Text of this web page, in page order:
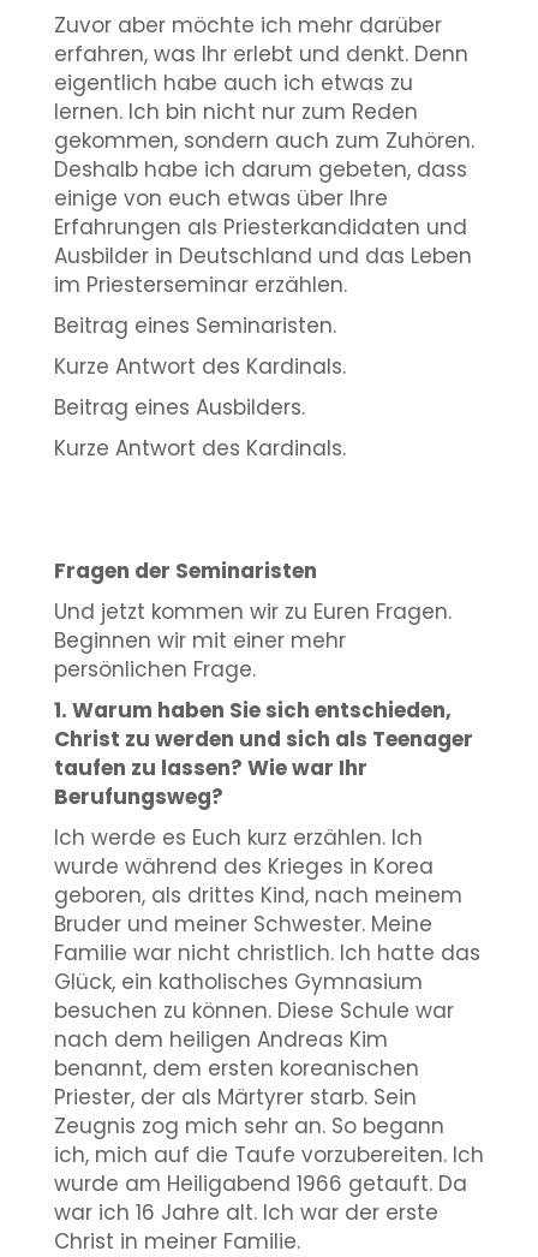
Zuvor aber möchte ich mehr darüber
erfahren, was Ihr erlebt und denkt. Denn
eigentlich habe auch ich etwas zu
lernen. Ich bin nicht nur zum Reden
gekommen, sondern auch zum Zuhören.
Deshalb habe ich darum gebeten, dass
einige von euch etwas über Ihre
Erfahrungen als Priesterkandidaten und
Ausbilder in Deutschland und das Leben
im Priesterseminar erzählen.
Beitrag eines Seminaristen.
Kurze Antwort des Kardinals.
Beitrag eines Ausbilders.
Kurze Antwort des Kardinals.
Fragen der Seminaristen
Und jetzt kommen wir zu Euren Fragen.
Beginnen wir mit einer mehr
persönlichen Frage.
1. Warum haben Sie sich entschieden,
Christ zu werden und sich als Teenager
taufen zu lassen? Wie war Ihr
Berufungsweg?
Ich werde es Euch kurz erzählen. Ich
wurde während des Krieges in Korea
geboren, als drittes Kind, nach meinem
Bruder und meiner Schwester. Meine
Familie war nicht christlich. Ich hatte das
Glück, ein katholisches Gymnasium
besuchen zu können. Diese Schule war
nach dem heiligen Andreas Kim
benannt, dem ersten koreanischen
Priester, der als Märtyrer starb. Sein
Zeugnis zog mich sehr an. So begann
ich, mich auf die Taufe vorzubereiten. Ich
wurde am Heiligabend 1966 getauft. Da
war ich 16 Jahre alt. Ich war der erste
Christ in meiner Familie.